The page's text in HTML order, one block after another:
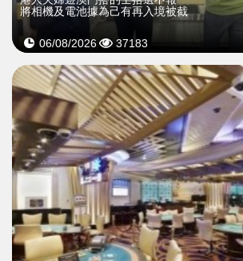
將相機及電池據為己有再入境被截
06/08/2026 37183